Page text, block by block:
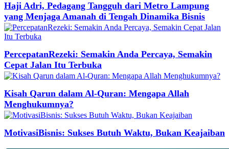
Haji Adri, Pedagang Tangguh dari Metro Lampung
yang Menjaga Amanah di Tengah Dinamika Bisnis
PercepatanRezeki: Semakin Anda Percaya, Semakin
Cepat Jalan Itu Terbuka
Kisah Qarun dalam Al-Quran: Mengapa Allah
Menghukumnya?
MotivasiBisnis: Sukses Butuh Waktu, Bukan Keajaiban